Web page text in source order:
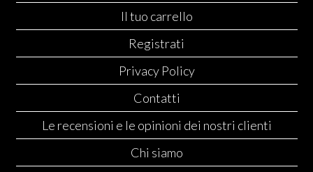
Il tuo carrello
Registrati
Privacy Policy
Contatti
Le recensioni e le opinioni dei nostri clienti
Chi siamo